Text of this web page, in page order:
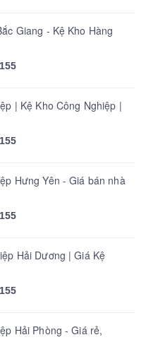
Giang - Kệ Kho Hàng
| Kệ Kho Công Nghiệp |
Hưng Yên - Giá bán nhà
Hải Dương | Giá Kệ
Hải Phòng - Giá rẻ,